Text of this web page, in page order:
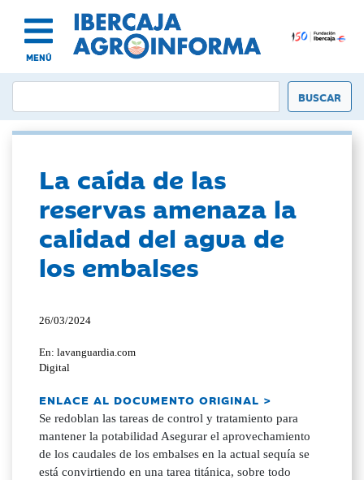
MENÚ
La caída de las
reservas amenaza la
calidad del agua de
los embalses
26/03/2024
En: lavanguardia.com
Digital
ENLACE AL DOCUMENTO ORIGINAL >
Se redoblan las tareas de control y tratamiento para
mantener la potabilidad Asegurar el aprovechamiento
de los caudales de los embalses en la actual sequía se
está convirtiendo en una tarea titánica, sobre todo